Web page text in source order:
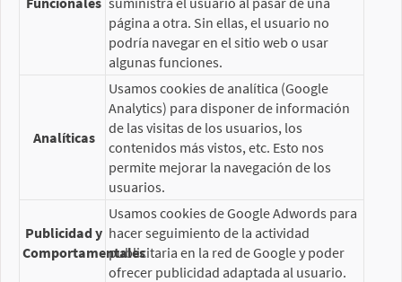
página a otra. Sin ellas, el usuario no
podría navegar en el sitio web o usar
algunas funciones.
Analíticas
Usamos cookies de analítica (Google
Analytics) para disponer de información
de las visitas de los usuarios, los
contenidos más vistos, etc. Esto nos
permite mejorar la navegación de los
usuarios.
Publicidad y
Comportamentales
Usamos cookies de Google Adwords para
hacer seguimiento de la actividad
publicitaria en la red de Google y poder
ofrecer publicidad adaptada al usuario.